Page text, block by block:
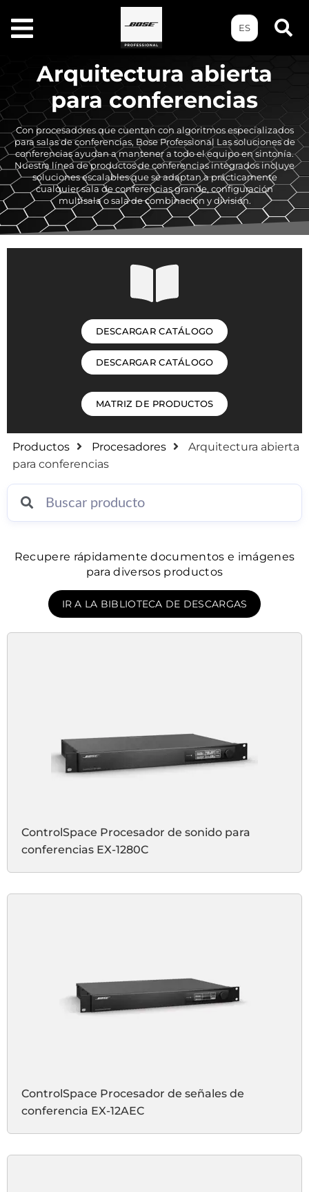
ES
Arquitectura abierta
para conferencias
Con procesadores que cuentan con algoritmos especializados
para salas de conferencias, Bose Professional Las soluciones de
conferencias ayudan a mantener a todo el equipo en sintonía.
Nuestra línea de productos de conferencias integrados incluye
soluciones escalables que se adaptan a prácticamente
cualquier sala de conferencias grande, configuración
multisala o sala de combinación y división.
DESCARGAR CATÁLOGO
DESCARGAR CATÁLOGO
MATRIZ DE PRODUCTOS
Productos Procesadores
Arquitectura abierta
para conferencias
Recupere rápidamente documentos e imágenes
para diversos productos
IR A LA BIBLIOTECA DE DESCARGAS
ControlSpace Procesador de sonido para
conferencias EX-1280C
ControlSpace Procesador de señales de
conferencia EX-12AEC